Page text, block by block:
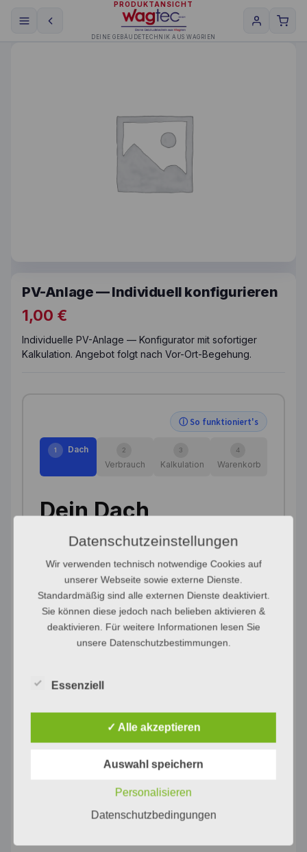
PRODUKTANSICHT
DEINE GEBÄUDETECHNIK AUS WAGRIEN
PV-Anlage — Individuell konfigurieren
1,00 €
Individuelle PV-Anlage — Konfigurator mit sofortiger
Kalkulation. Angebot folgt nach Vor-Ort-Begehung.
ⓘ So funktioniert's
1 Dach 2
Verbrauch
3
Kalkulation
4
Warenkorb
Dein Dach
Dachfläche (m²) *
Dachneigung *
Dachtyp
Datenschutzeinstellungen
Wir verwenden technisch notwendige Cookies auf
unserer Webseite sowie externe Dienste.
Standardmäßig sind alle externen Dienste deaktiviert.
Sie können diese jedoch nach belieben aktivieren &
deaktivieren. Für weitere Informationen lesen Sie
unsere Datenschutzbestimmungen.
Essenziell
✓ Alle akzeptieren
Auswahl speichern
Personalisieren
Datenschutzbedingungen